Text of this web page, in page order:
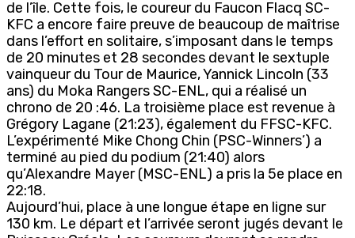
de l’île. Cette fois, le coureur du Faucon Flacq SC-
KFC a encore faire preuve de beaucoup de maîtrise
dans l’effort en solitaire, s’imposant dans le temps
de 20 minutes et 28 secondes devant le sextuple
vainqueur du Tour de Maurice, Yannick Lincoln (33
ans) du Moka Rangers SC-ENL, qui a réalisé un
chrono de 20 :46. La troisième place est revenue à
Grégory Lagane (21:23), également du FFSC-KFC.
L’expérimenté Mike Chong Chin (PSC-Winners’) a
terminé au pied du podium (21:40) alors
qu’Alexandre Mayer (MSC-ENL) a pris la 5e place en
22:18.
Aujourd’hui, place à une longue étape en ligne sur
130 km. Le départ et l’arrivée seront jugés devant le